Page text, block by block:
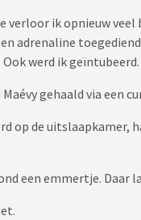
verloor ik opnieuw veel
adrenaline
werd ik geïntubeerd.
Maévy gehaald via een
op de uitslaapkamer,
een emmertje. Daar